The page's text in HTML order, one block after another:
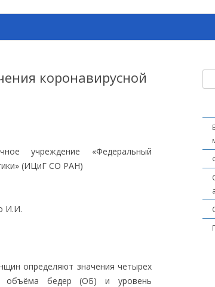
Skip
коронавирусной
учреждение «Федеральный
(ИЦиГ СО РАН)
И.И.
определяют значения четырех
объёма бедер (ОБ) и уровень